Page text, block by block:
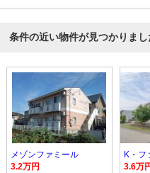
条件の近い物件が見つかりまし
メゾンファミール
3.2万円
K・フ
3.6万